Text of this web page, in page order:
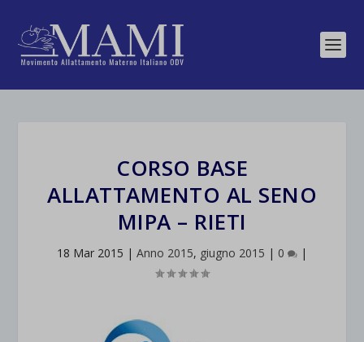
CORSO BASE
ALLATTAMENTO AL SENO
MIPA – RIETI
18 Mar 2015 | Anno 2015, giugno 2015 | 0 |